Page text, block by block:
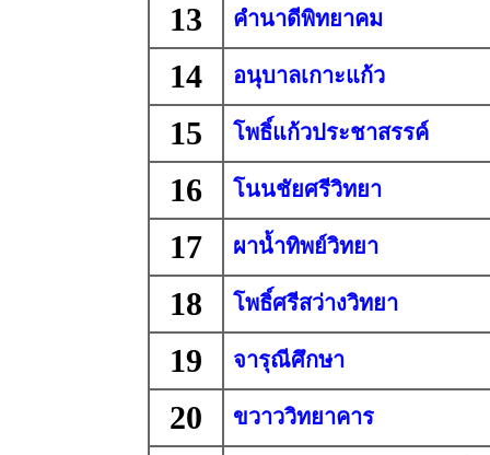
13 คำนาดีพิทยาคม
14 อนุบาลเกาะแก้ว
15 โพธิ์แก้วประชาสรรค์
16 โนนชัยศรีวิทยา
17 ผาน้ำทิพย์วิทยา
18 โพธิ์ศรีสว่างวิทยา
19 จารุณีศึกษา
20 ขวาววิทยาคาร